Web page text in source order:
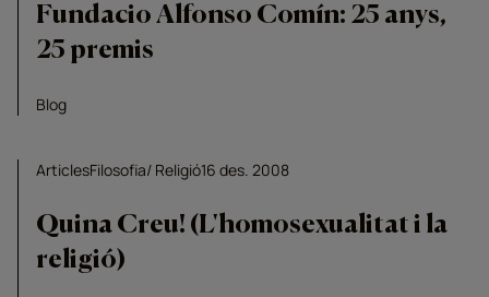
Fundacio Alfonso Comín: 25 anys,
25 premis
Blog
ArticlesFilosofia Religió16 des. 2008
Quina Creu! (L'homosexualitat i la
religió)